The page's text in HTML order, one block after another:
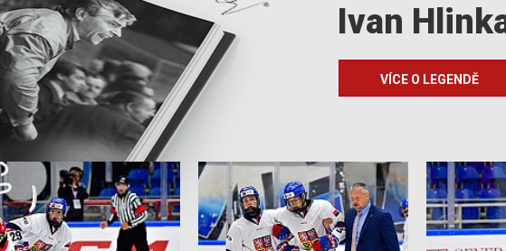
Ivan
VÍCE O LEGENDĚ